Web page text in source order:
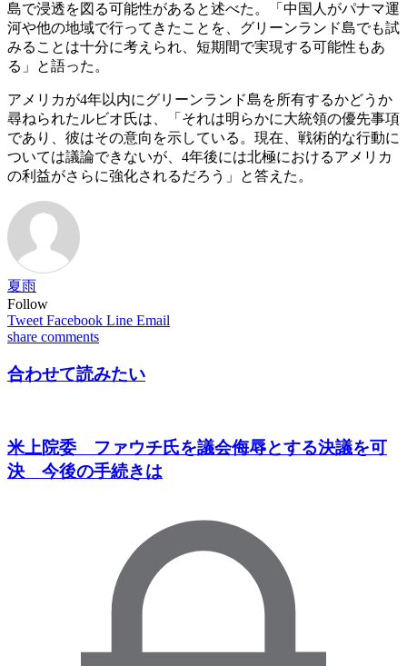
島で浸透を図る可能性があると述べた。「中国人がパナマ運
河や他の地域で行ってきたことを、グリーンランド島でも試
みることは十分に考えられ、短期間で実現する可能性もあ
る」と語った。
アメリカが4年以内にグリーンランド島を所有するかどうか
尋ねられたルビオ氏は、「それは明らかに大統領の優先事項
であり、彼はその意向を示している。現在、戦術的な行動に
ついては議論できないが、4年後には北極におけるアメリカ
の利益がさらに強化されるだろう」と答えた。
夏雨
Follow
Tweet Facebook Line Email
share comments
合わせて読みたい
米上院委 ファウチ氏を議会侮辱とする決議を可
決 今後の手続きは